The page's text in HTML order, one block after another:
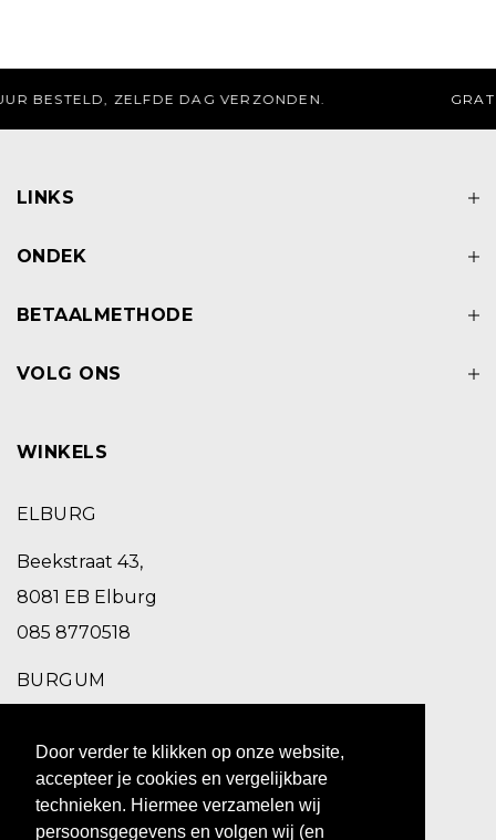
Door verder te klikken op onze website,
accepteer je cookies en vergelijkbare
technieken. Hiermee verzamelen wij
persoonsgegevens en volgen wij (en
GRATIS AFHALEN IN DE WINKEL
LINKS
ONDEK
BETAALMETHODE
VOLG ONS
WINKELS
ELBURG
Beekstraat 43,
8081 EB Elburg
085 8770518
BURGUM
9251 EC Burgum
0511 469 260